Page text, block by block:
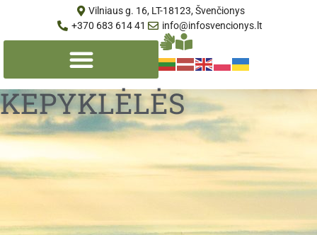
Vilniaus g. 16, LT-18123, Švenčionys
+370 683 614 41
info@infosvencionys.lt
KEPYKLĖLĖS